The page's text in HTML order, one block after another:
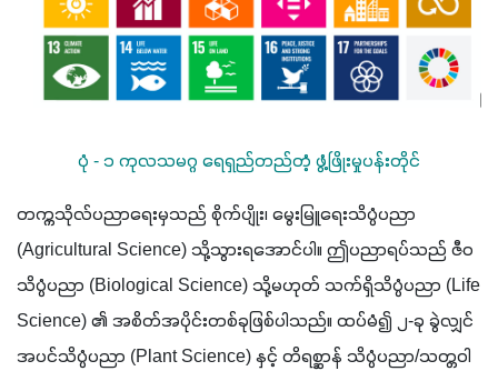
ပုံ - ၁ ကုလသမဂ္ဂ ရေရှည်တည်တံ့ ဖွံ့ဖြိုးမှုပန်းတိုင်
တက္ကသိုလ်ပညာရေးမှသည် စိုက်ပျိုး၊ မွေးမြူရေးသိပ္ပံပညာ
(Agricultural Science) သို့သွားရအောင်ပါ။ ဤပညာရပ်သည် ဇီဝ
သိပ္ပံပညာ (Biological Science) သို့မဟုတ် သက်ရှိသိပ္ပံပညာ (Life
Science) ၏ အစိတ်အပိုင်းတစ်ခုဖြစ်ပါသည်။ ထပ်မံ၍ ၂-ခု ခွဲလျှင်
အပင်သိပ္ပံပညာ (Plant Science) နှင့် တိရစ္ဆာန် သိပ္ပံပညာ/သတ္တဝါ